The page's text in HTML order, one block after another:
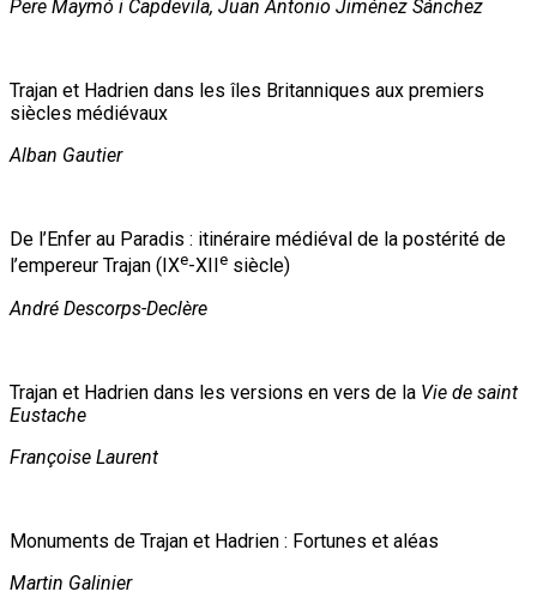
Pere Maymó i Capdevila, Juan Antonio Jiménez Sánchez
Trajan et Hadrien dans les îles Britanniques aux premiers
siècles médiévaux
Alban Gautier
De l’Enfer au Paradis : itinéraire médiéval de la postérité de
l’empereur Trajan (IXe-XII e siècle)
André Descorps-Declère
Trajan et Hadrien dans les versions en vers de la Vie de saint
Eustache
Françoise Laurent
Monuments de Trajan et Hadrien : Fortunes et aléas
Martin Galinier